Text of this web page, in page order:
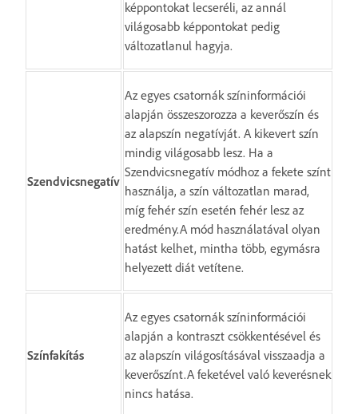
képpontokat lecseréli, az annál
világosabb képpontokat pedig
változatlanul hagyja.
Szendvicsnegatív
Az egyes csatornák színinformációi
alapján összeszorozza a keverőszín és
az alapszín negatívját. A kikevert szín
mindig világosabb lesz. Ha a
Szendvicsnegatív módhoz a fekete színt
használja, a szín változatlan marad,
míg fehér szín esetén fehér lesz az
eredmény.A mód használatával olyan
hatást kelhet, mintha több, egymásra
helyezett diát vetítene.
Színfakítás
Az egyes csatornák színinformációi
alapján a kontraszt csökkentésével és
az alapszín világosításával visszaadja a
keverőszínt.A feketével való keverésnek
nincs hatása.